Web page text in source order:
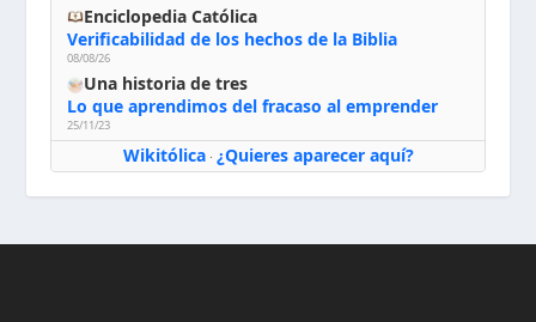
Enciclopedia Católica
Verificabilidad de los hechos de la Biblia
08/08/26
Una historia de tres
Lo que aprendimos del fracaso al emprender
25/11/23
Wikitólica· ¿Quieres aparecer aquí?